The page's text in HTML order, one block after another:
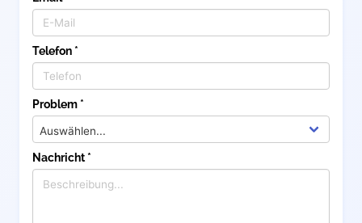
Telefon *
Problem *
Nachricht *